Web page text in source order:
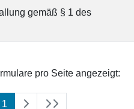
gemäß § 1 des
pro Seite angezeigt:
1 (aktuell)